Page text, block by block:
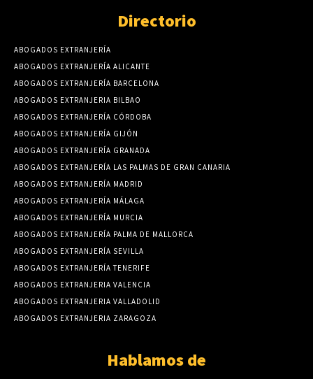
Directorio
ABOGADOS EXTRANJERÍA
ABOGADOS EXTRANJERÍA ALICANTE
ABOGADOS EXTRANJERÍA BARCELONA
ABOGADOS EXTRANJERIA BILBAO
ABOGADOS EXTRANJERÍA CÓRDOBA
ABOGADOS EXTRANJERÍA GIJÓN
ABOGADOS EXTRANJERÍA GRANADA
ABOGADOS EXTRANJERÍA LAS PALMAS DE GRAN CANARIA
ABOGADOS EXTRANJERÍA MADRID
ABOGADOS EXTRANJERÍA MÁLAGA
ABOGADOS EXTRANJERÍA MURCIA
ABOGADOS EXTRANJERÍA PALMA DE MALLORCA
ABOGADOS EXTRANJERÍA SEVILLA
ABOGADOS EXTRANJERÍA TENERIFE
ABOGADOS EXTRANJERIA VALENCIA
ABOGADOS EXTRANJERIA VALLADOLID
ABOGADOS EXTRANJERIA ZARAGOZA
Hablamos de